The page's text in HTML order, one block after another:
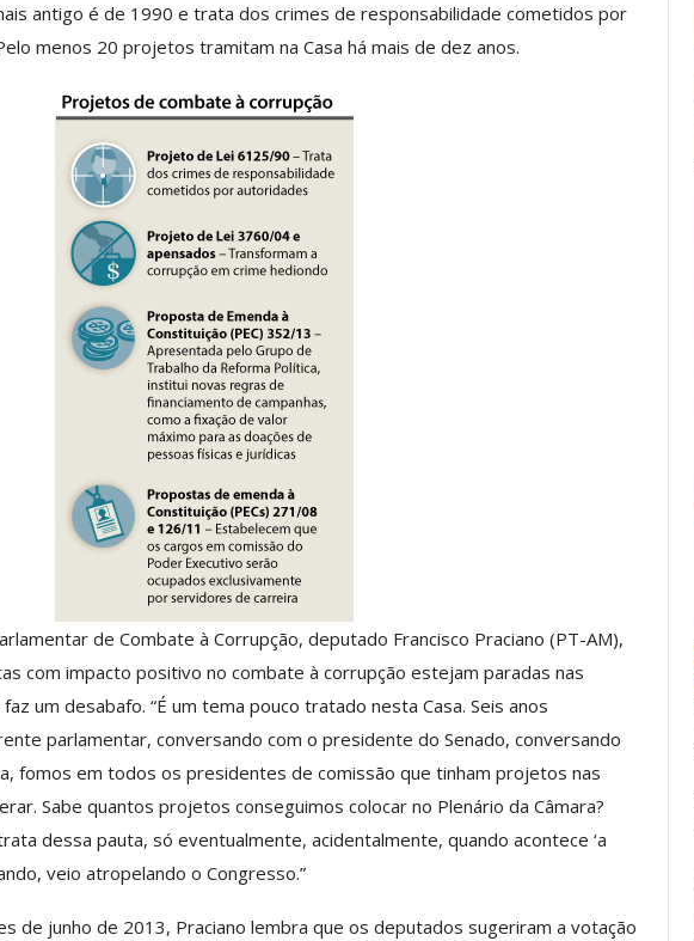
antigo é de 1990 e trata dos crimes de responsabilidade cometidos por
menos 20 projetos tramitam na Casa há mais de dez anos.
de Combate à Corrupção, deputado Francisco Praciano (PT-AM),
com impacto positivo no combate à corrupção estejam paradas nas
um desabafo. “É um tema pouco tratado nesta Casa. Seis anos
parlamentar, conversando com o presidente do Senado, conversando
fomos em todos os presidentes de comissão que tinham projetos nas
Sabe quantos projetos conseguimos colocar no Plenário da Câmara?
dessa pauta, só eventualmente, acidentalmente, quando acontece ‘a
veio atropelando o Congresso.”
de junho de 2013, Praciano lembra que os deputados sugeriram a votação
De Benefícios ASSECOR
Dezenas De Escolas De
Comunicacao 29 jun, 2026
IMPRENSA
Acompanha Reunião
Da Mesa Nacional De
Negociação Permanente E
Reforça…
26 jun, 2026
Presidente Da ASSECOR
Participa De Debate Sobre A